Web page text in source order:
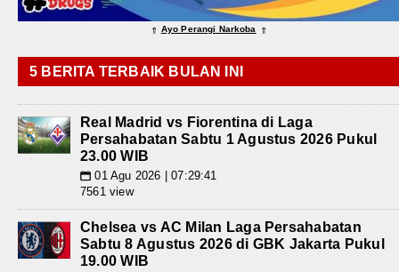
⇑ Ayo Perangi Narkoba ⇑
5 BERITA TERBAIK BULAN INI
Real Madrid vs Fiorentina di Laga
Persahabatan Sabtu 1 Agustus 2026 Pukul
23.00 WIB
📅 01 Agu 2026 | 07:29:41
7561 view
Chelsea vs AC Milan Laga Persahabatan
Sabtu 8 Agustus 2026 di GBK Jakarta Pukul
19.00 WIB